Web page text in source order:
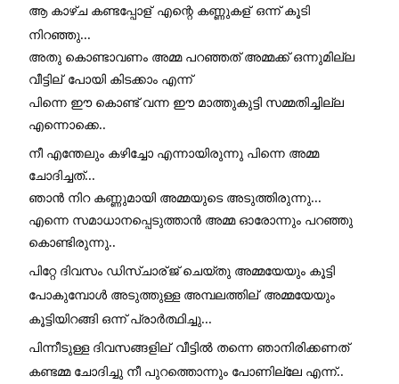
ആ കാഴ്ച കണ്ടപ്പോള് എന്റെ കണ്ണുകള് ഒന്ന് കൂടി
നിറഞ്ഞു...
അതു കൊണ്ടാവണം അമ്മ പറഞ്ഞത് അമ്മക്ക് ഒന്നുമില്ല
വീട്ടില് പോയി കിടക്കാം എന്ന്
പിന്നെ ഈ കൊണ്ട് വന്ന ഈ മാത്തുകുട്ടി സമ്മതിച്ചില്ല
എന്നൊക്കെ..
നീ എന്തേലും കഴിച്ചോ എന്നായിരുന്നു പിന്നെ അമ്മ
ചോദിച്ചത്...
ഞാൻ നിറ കണ്ണുമായി അമ്മയുടെ അടുത്തിരുന്നു...
എന്നെ സമാധാനപ്പെടുത്താൻ അമ്മ ഓരോന്നും പറഞ്ഞു
കൊണ്ടിരുന്നു..
പിറ്റേ ദിവസം ഡിസ്ചാര്ജ് ചെയ്തു അമ്മയേയും കൂട്ടി
പോകുമ്പോൾ അടുത്തുള്ള അമ്പലത്തില് അമ്മയേയും
കൂട്ടിയിറങ്ങി ഒന്ന് പ്രാർത്ഥിച്ചു...
പിന്നീടുള്ള ദിവസങ്ങളില് വീട്ടിൽ തന്നെ ഞാനിരിക്കണത്
കണ്ടമ്മ ചോദിച്ചു നീ പുറത്തൊന്നും പോണില്ലേ എന്ന്..